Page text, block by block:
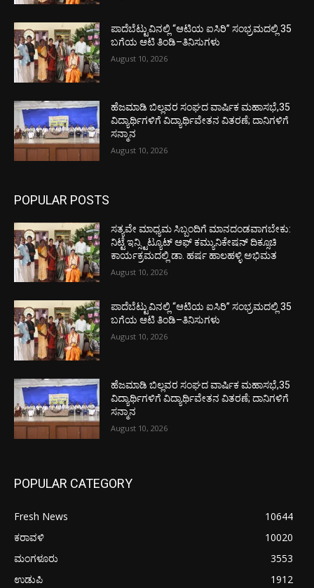
ಪಾದೆಬೆಟ್ಟುವಿನಲ್ಲಿ “ಆಟಿಯ ಐಸಿರಿ’’ ಸಂಭ್ರಮದಲ್ಲಿ 35
ಬಗೆಯ ಆಟಿ ತಿಂಡಿ–ತಿನಿಸುಗಳು
August 10, 2026
ಹೆಜಮಾಡಿ ಬಿಲ್ಲವರ ಸಂಘದ ವಾರ್ಷಿಕ ಮಹಾಸಭೆ,35
ವಿದ್ಯಾರ್ಥಿಗಳಿಗೆ ವಿದ್ಯಾರ್ಥಿವೇತನ ವಿತರಣೆ; ದಾನಿಗಳಿಗೆ
ಸನ್ಮಾನ
August 10, 2026
POPULAR POSTS
ಸತ್ಯವೇ ಮಾಧ್ಯಮ ಸಿಬ್ಬಂದಿಗೆ ಮಾನದಂಡವಾಗಬೇಕು:
ನಿಟ್ಟೆ ಇನ್ಸ್ಟಿಟ್ಯೂಟ್ ಆಫ್ ಕಮ್ಯುನಿಕೇಷನ್ ದಿಕ್ಸೂಚಿ
ಕಾರ್ಯಕ್ರಮದಲ್ಲಿ ಡಾ. ಹರ್ಷ ಹಾಲಹಳ್ಳಿ ಅಭಿಮತ
August 10, 2026
ಪಾದೆಬೆಟ್ಟುವಿನಲ್ಲಿ “ಆಟಿಯ ಐಸಿರಿ’’ ಸಂಭ್ರಮದಲ್ಲಿ 35
ಬಗೆಯ ಆಟಿ ತಿಂಡಿ–ತಿನಿಸುಗಳು
August 10, 2026
ಹೆಜಮಾಡಿ ಬಿಲ್ಲವರ ಸಂಘದ ವಾರ್ಷಿಕ ಮಹಾಸಭೆ,35
ವಿದ್ಯಾರ್ಥಿಗಳಿಗೆ ವಿದ್ಯಾರ್ಥಿವೇತನ ವಿತರಣೆ; ದಾನಿಗಳಿಗೆ
ಸನ್ಮಾನ
August 10, 2026
POPULAR CATEGORY
Fresh News
10644
ಕರಾವಳಿ
10020
ಮಂಗಳೂರು
3553
ಉಡುಪಿ
1912